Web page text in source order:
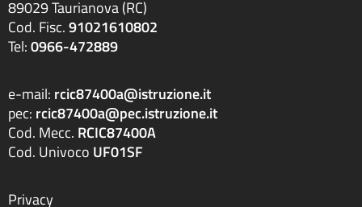
89029 Taurianova (RC)
Cod. Fisc.91021610802
Tel:0966-472889
e-mail: rcic87400a@istruzione.it
pec: rcic87400a@pec.istruzione.it
Cod. Mecc. RCIC87400A
Cod. Univoco UF01SF
Privacy